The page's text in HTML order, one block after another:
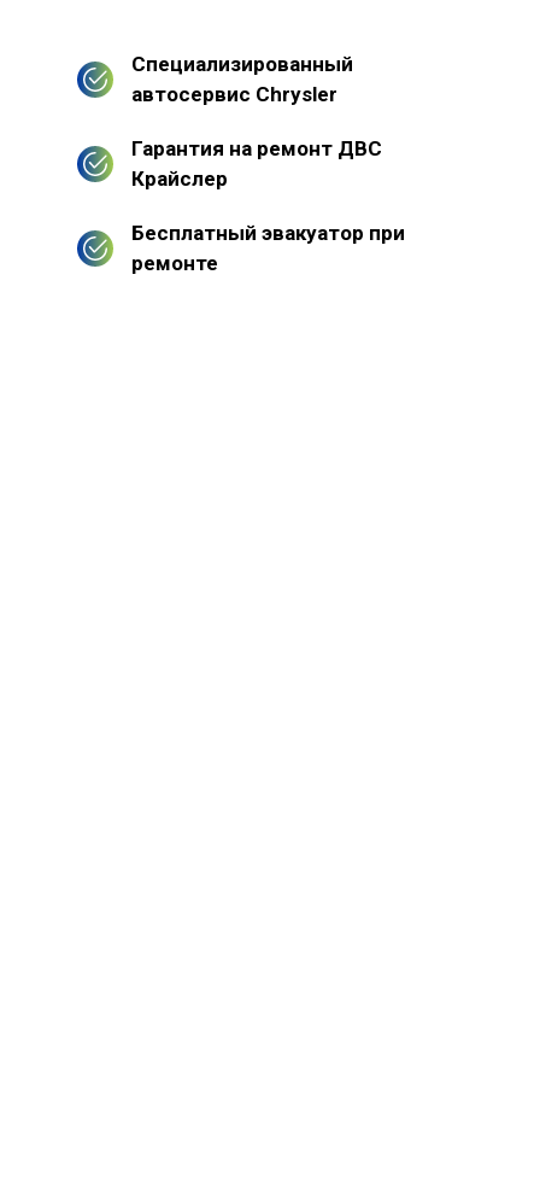
Специализированный
автосервис Chrysler
Гарантия на ремонт ДВС
Крайслер
Бесплатный эвакуатор при
ремонте